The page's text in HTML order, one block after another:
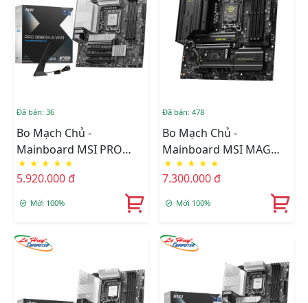
Đã bán: 36
Bo Mạch Chủ -
Mainboard MSI PRO
B860M-A WIFI DDR5
★ ★ ★ ★ ★
5.920.000 đ
Mới 100%
Đã bán: 478
Bo Mạch Chủ -
Mainboard MSI MAG
B860M MORTAR WIFI
DDR5
★ ★ ★ ★ ★
7.300.000 đ
Mới 100%